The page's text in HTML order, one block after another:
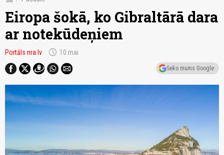
Eiropa šokā, ko Gibraltārā dara
ar notekūdeņiem
Portāls nra.lv schedule 10.mai
Seko mums Google